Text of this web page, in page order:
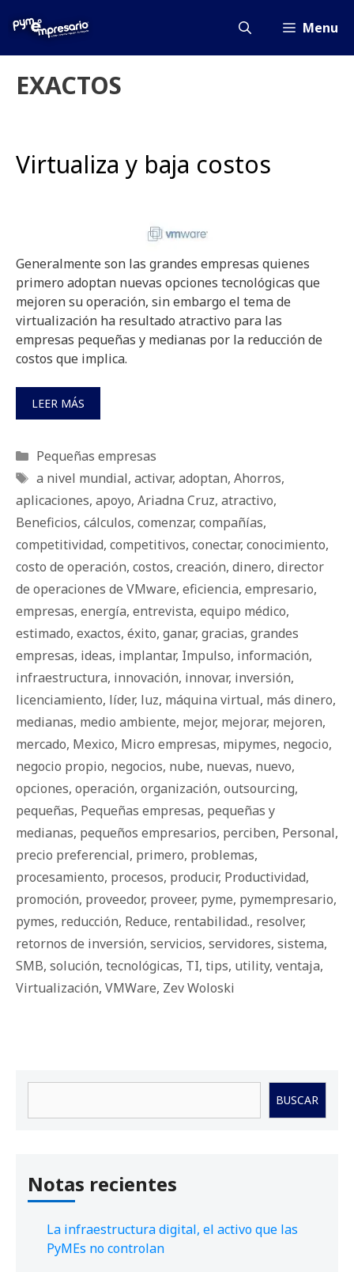
Menu
EXACTOS
Virtualiza y baja costos
Generalmente son las grandes empresas quienes
primero adoptan nuevas opciones tecnológicas que
mejoren su operación, sin embargo el tema de
virtualización ha resultado atractivo para las
empresas pequeñas y medianas por la reducción de
costos que implica.
LEER MÁS
Categorías
Pequeñas empresas
Etiquetas
a nivel mundial, activar, adoptan, Ahorros,
aplicaciones, apoyo, Ariadna Cruz, atractivo,
Beneficios, cálculos, comenzar, compañías,
competitividad, competitivos, conectar, conocimiento,
costo de operación, costos, creación, dinero, director
de operaciones de VMware, eficiencia, empresario,
empresas, energía, entrevista, equipo médico,
estimado, exactos, éxito, ganar, gracias, grandes
empresas, ideas, implantar, Impulso, información,
infraestructura, innovación, innovar, inversión,
licenciamiento, líder, luz, máquina virtual, más dinero,
medianas, medio ambiente, mejor, mejorar, mejoren,
mercado, Mexico, Micro empresas, mipymes, negocio,
negocio propio, negocios, nube, nuevas, nuevo,
opciones, operación, organización, outsourcing,
pequeñas, Pequeñas empresas, pequeñas y
medianas, pequeños empresarios, perciben, Personal,
precio preferencial, primero, problemas,
procesamiento, procesos, producir, Productividad,
promoción, proveedor, proveer, pyme, pymempresario,
pymes, reducción, Reduce, rentabilidad., resolver,
retornos de inversión, servicios, servidores, sistema,
SMB, solución, tecnológicas, TI, tips, utility, ventaja,
Virtualización, VMWare, Zev Woloski
BUSCAR
Notas recientes
La infraestructura digital, el activo que las
PyMEs no controlan